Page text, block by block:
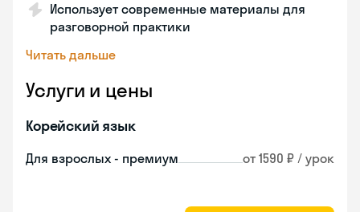
Использует современные материалы для
разговорной практики
Читать дальше
Услуги и цены
Корейский язык
Для взрослых - премиум от 1590 ₽ / урок